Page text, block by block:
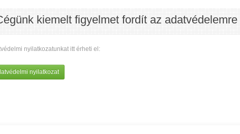
kiemelt figyelmet fordít az adatvédelemre
nyilatkozatunkat itt érheti el:
nyilatkozat